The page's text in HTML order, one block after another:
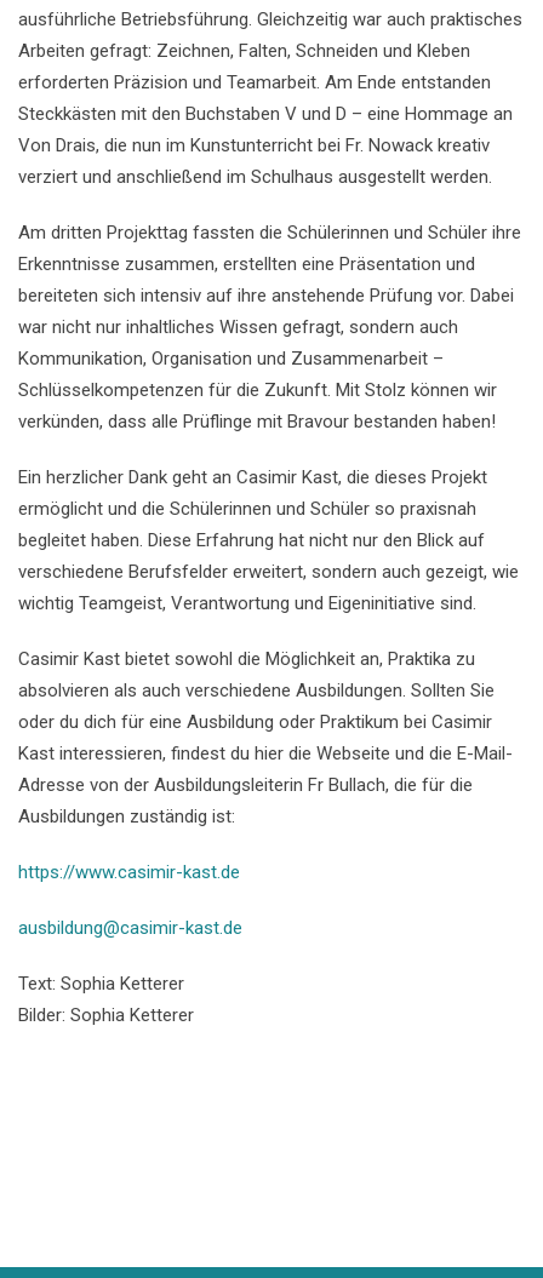
ausführliche Betriebsführung. Gleichzeitig war auch praktisches
Arbeiten gefragt: Zeichnen, Falten, Schneiden und Kleben
erforderten Präzision und Teamarbeit. Am Ende entstanden
Steckkästen mit den Buchstaben V und D – eine Hommage an
Von Drais, die nun im Kunstunterricht bei Fr. Nowack kreativ
verziert und anschließend im Schulhaus ausgestellt werden.
Am dritten Projekttag fassten die Schülerinnen und Schüler ihre
Erkenntnisse zusammen, erstellten eine Präsentation und
bereiteten sich intensiv auf ihre anstehende Prüfung vor. Dabei
war nicht nur inhaltliches Wissen gefragt, sondern auch
Kommunikation, Organisation und Zusammenarbeit –
Schlüsselkompetenzen für die Zukunft. Mit Stolz können wir
verkünden, dass alle Prüflinge mit Bravour bestanden haben!
Ein herzlicher Dank geht an Casimir Kast, die dieses Projekt
ermöglicht und die Schülerinnen und Schüler so praxisnah
begleitet haben. Diese Erfahrung hat nicht nur den Blick auf
verschiedene Berufsfelder erweitert, sondern auch gezeigt, wie
wichtig Teamgeist, Verantwortung und Eigeninitiative sind.
Casimir Kast bietet sowohl die Möglichkeit an, Praktika zu
absolvieren als auch verschiedene Ausbildungen. Sollten Sie
oder du dich für eine Ausbildung oder Praktikum bei Casimir
Kast interessieren, findest du hier die Webseite und die E-Mail-
Adresse von der Ausbildungsleiterin Fr Bullach, die für die
Ausbildungen zuständig ist:
https://www.casimir-kast.de
ausbildung@casimir-kast.de
Text: Sophia Ketterer
Bilder: Sophia Ketterer